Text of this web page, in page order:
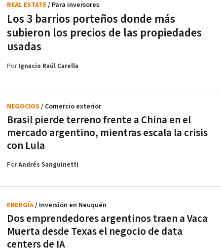
Los 3 barrios porteños donde más
subieron los precios de las propiedades
usadas
REAL ESTATE/ Para inversores
PorIgnacio Raúl Carella
Brasil pierde terreno frente a China en el
mercado argentino, mientras escala la crisis
con Lula
NEGOCIOS / Comercio exterior
PorAndrés Sanguinetti
Dos emprendedores argentinos traen a Vaca
Muerta desde Texas el negocio de data
centers de IA
ENERGÍA/ Inversión en Neuquén